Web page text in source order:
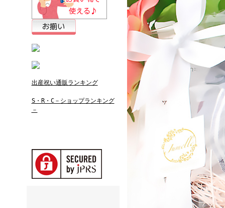
出産祝い通販ランキング
S・R・C－ショップランキング
－